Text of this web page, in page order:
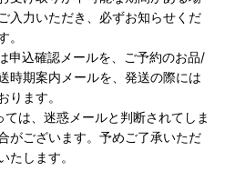
入力いただき、必ずお知らせくだ
。
申込確認メールを、ご予約のお品/
時期案内メールを、発送の際には
ります。
は、迷惑メールと判断されてしま
がございます。予めご了承いただ
たします。